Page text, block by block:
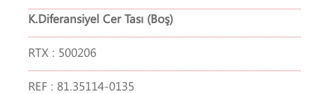
K.Diferansiyel Cer Tası (Boş)
RTX : 500206
REF : 81.35114-0135